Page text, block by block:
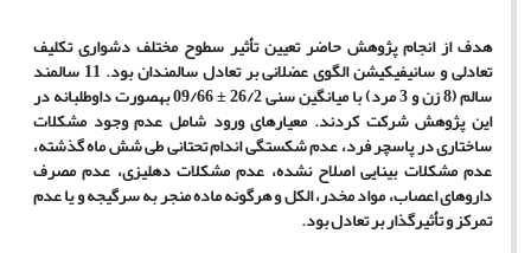
هدف از انجام پژوهش حاضر تعیین تأثیر سطوح مختلف دشواری تکلیف
تعادلی و سانیفیکیشن الگوی عضلانی بر تعادل سالمندان بود. 11 سالمند
سالم (8 زن و 3 مرد) با میانگین سنی 26/2 ± 09/66 به‏صورت داوطلبانه در
این پژوهش شرکت کردند. معیارهای ورود شامل عدم وجود مشکلات
ساختاری در پاسچر فرد، عدم شکستگی اندام تحتانی طی شش ماه گذشته،
عدم مشکلات بینایی اصلاح نشده، عدم مشکلات دهلیزی، عدم مصرف
داروهای اعصاب، مواد مخدر، الکل و هرگونه ماده منجر به سرگیجه و یا عدم
تمرکز و تأثیرگذار بر تعادل بود.